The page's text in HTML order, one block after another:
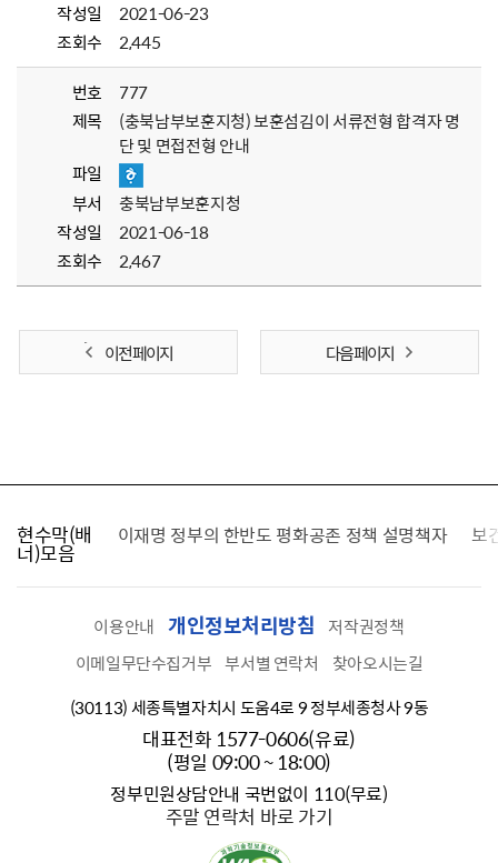
작성일
2021-06-23
조회수
2,445
번호
777
제목
(충북남부보훈지청) 보훈섬김이 서류전형 합격자 명
단 및 면접전형 안내
파일
부서
충북남부보훈지청
작성일
2021-06-18
조회수
2,467
이전 페이지 다음 페이지
현수막(배
너)모음
찾습니다 이재명 정부의 한반도 평화공존 정책 설명책자 보
이용안내 개인정보처리방침
저작권정책
이메일무단수집거부 부서별 연락처
찾아오시는길
(30113) 세종특별자치시 도움4로 9 정부세종청사 9동
대표전화 1577-0606(유료)
(평일 09:00 ~ 18:00)
정부민원상담안내 국번없이 110(무료)
주말 연락처 바로 가기